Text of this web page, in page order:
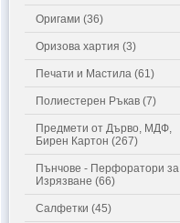
Оригами (36)
Оризова хартия (3)
Печати и Мастила (61)
Полиестерен Ръкав (7)
Предмети от Дърво, МДФ,
Бирен Картон (267)
Пънчове - Перфоратори за
Изрязване (66)
Салфетки (45)